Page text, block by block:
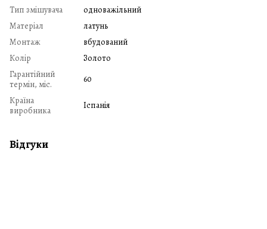
Тип змішувача
одноважільний
Матеріал
латунь
Монтаж
вбудований
Колір
Золото
Гарантійний
термін, міс.
60
Країна
виробника
Іспанія
Відгуки